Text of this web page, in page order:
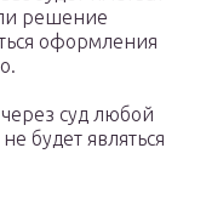
решение
оформления
суд любой
будет являться